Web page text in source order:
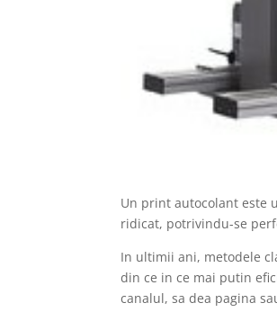
Un print autocolant este
ridicat, potrivindu-se
In ultimii ani, metodele
din ce in ce mai putin
canalul, sa dea pagina